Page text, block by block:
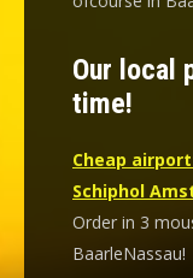
Our local
time!
Cheap
Schiphol
Order in 3
BaarleNassau!